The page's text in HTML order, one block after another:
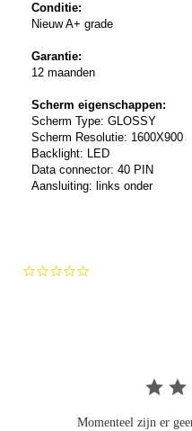
Conditie:
Nieuw A+ grade
Garantie:
12 maanden
Scherm eigenschappen:
Scherm Type: GLOSSY
Scherm Resolutie: 1600X900
Backlight: LED
Data connector: 40 PIN
Aansluiting: links onder
Momenteel zijn er